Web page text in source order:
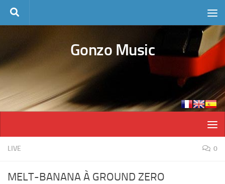
Skip to content
Gonzo Music
LIVE 0
MELT-BANANA À GROUND ZERO